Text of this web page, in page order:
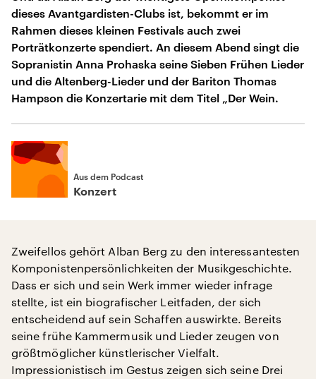
dieses Avantgardisten-Clubs ist, bekommt er im
Rahmen dieses kleinen Festivals auch zwei
Porträtkonzerte spendiert. An diesem Abend singt die
Sopranistin Anna Prohaska seine Sieben Frühen Lieder
und die Altenberg-Lieder und der Bariton Thomas
Hampson die Konzertarie mit dem Titel „Der Wein.
Aus dem Podcast
Konzert
Zweifellos gehört Alban Berg zu den interessantesten
Komponistenpersönlichkeiten der Musikgeschichte.
Dass er sich und sein Werk immer wieder infrage
stellte, ist ein biografischer Leitfaden, der sich
entscheidend auf sein Schaffen auswirkte. Bereits
seine frühe Kammermusik und Lieder zeugen von
größtmöglicher künstlerischer Vielfalt.
Impressionistisch im Gestus zeigen sich seine Drei